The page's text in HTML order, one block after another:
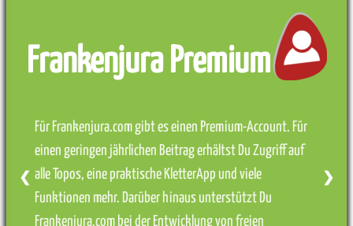
Frankenjura Premium
Für Frankenjura.com gibt es einen Premium-Account. Für
einen geringen jährlichen Beitrag erhältst Du Zugriff auf
alle Topos, eine praktische KletterApp und viele
Funktionen mehr. Darüber hinaus unterstützt Du
Frankenjura.com bei der Entwicklung von freien
❮ ❯